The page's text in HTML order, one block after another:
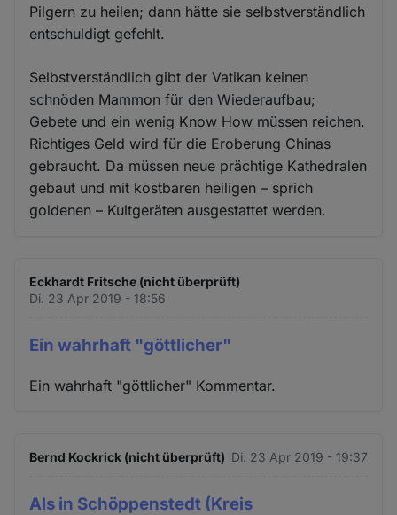
Pilgern zu heilen; dann hätte sie selbstverständlich
entschuldigt gefehlt.
Selbstverständlich gibt der Vatikan keinen
schnöden Mammon für den Wiederaufbau;
Gebete und ein wenig Know How müssen reichen.
Richtiges Geld wird für die Eroberung Chinas
gebraucht. Da müssen neue prächtige Kathedralen
gebaut und mit kostbaren heiligen – sprich
goldenen – Kultgeräten ausgestattet werden.
Eckhardt Fritsche (nicht überprüft)
Di. 23 Apr 2019 - 18:56
Ein wahrhaft "göttlicher"
Ein wahrhaft "göttlicher" Kommentar.
Bernd Kockrick (nicht überprüft) Di. 23 Apr 2019 - 19:37
Als in Schöppenstedt (Kreis